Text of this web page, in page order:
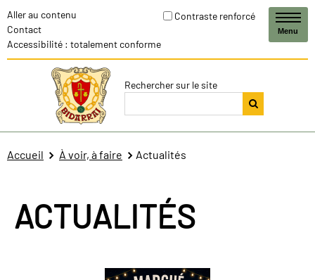
Aller au contenu
Contact
Accessibilité : totalement conforme
Contraste renforcé
Rechercher sur le site
Menu
Accueil À voir, à faire Actualités
ACTUALITÉS